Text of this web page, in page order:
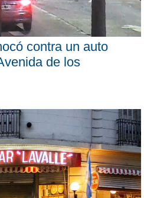
contra un auto
de los